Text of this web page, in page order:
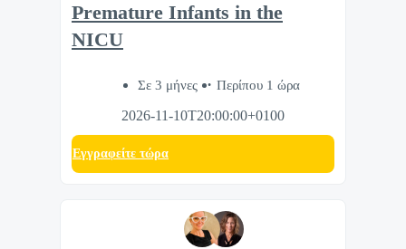
Premature Infants in the
NICU
Σε 3 μήνες
Περίπου 1 ώρα
2026-11-10T20:00:00+0100
Eγγραφείτε τώρα